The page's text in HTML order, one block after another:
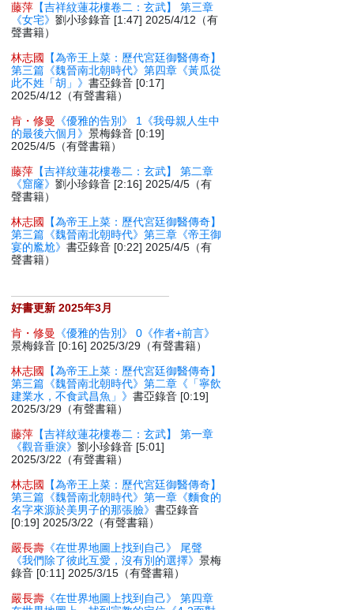
藤萍 【吉祥紋蓮花樓卷二：玄武】 第三章
《女宅》劉小珍錄音 [1:47] 2025/4/12（有
聲書籍）
林志國
【為帝王上菜：歷代宮廷御醫傳奇】
第三篇《魏晉南北朝時代》第四章《黃瓜從
此不姓「胡」》書亞錄音 [0:17]
2025/4/12（有聲書籍）
肯・修曼
《優雅的告別》 1《我母親人生中
的最後六個月》景梅錄音 [0:19]
2025/4/5（有聲書籍）
藤萍 【吉祥紋蓮花樓卷二：玄武】 第二章
《窟窿》劉小珍錄音 [2:16] 2025/4/5（有
聲書籍）
林志國
【為帝王上菜：歷代宮廷御醫傳奇】
第三篇《魏晉南北朝時代》第三章《帝王御
宴的尷尬》書亞錄音 [0:22] 2025/4/5（有
聲書籍）
好書更新 2025年3月
肯・修曼
《優雅的告別》 0《作者+前言》
景梅錄音 [0:16] 2025/3/29（有聲書籍）
林志國
【為帝王上菜：歷代宮廷御醫傳奇】
第三篇《魏晉南北朝時代》第二章《「寧飲
建業水，不食武昌魚」》書亞錄音 [0:19]
2025/3/29（有聲書籍）
藤萍 【吉祥紋蓮花樓卷二：玄武】 第一章
《觀音垂淚》劉小珍錄音 [5:01]
2025/3/22（有聲書籍）
林志國
【為帝王上菜：歷代宮廷御醫傳奇】
第三篇《魏晉南北朝時代》第一章《麵食的
名字來源於美男子的那張臉》書亞錄音
[0:19] 2025/3/22（有聲書籍）
嚴長壽 《在世界地圖上找到自己》 尾聲
《我們除了彼此互愛，沒有別的選擇》景梅
錄音 [0:11] 2025/3/15（有聲書籍）
嚴長壽 《在世界地圖上找到自己》 第四章